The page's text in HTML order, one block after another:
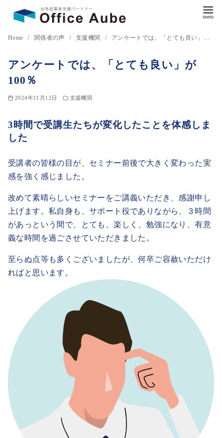
Home 関係者の声 支援機関 アンケートでは、「とても良い」が100％
アンケートでは、「とても良い」が
100％
2024年11月12日 支援機関
3時間で受講生たちが変化したことを体感しま
した
受講者の皆様の目が、セミナー前後で大きく変わった実
感を強く感じました。
改めて素晴らしいセミナーをご講義いただき、感謝申し
上げます。私自身も、サポート役でありながら、３時間
があっという間で、とても、楽しく、勉強になり、有意
義な時間を過ごさせていただきました。
至らぬ点等も多くございましたが、何卒ご容赦いただけ
ればと思います。